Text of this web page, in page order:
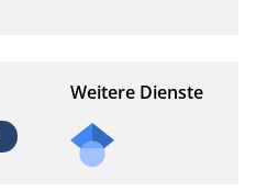
Weitere Dienste